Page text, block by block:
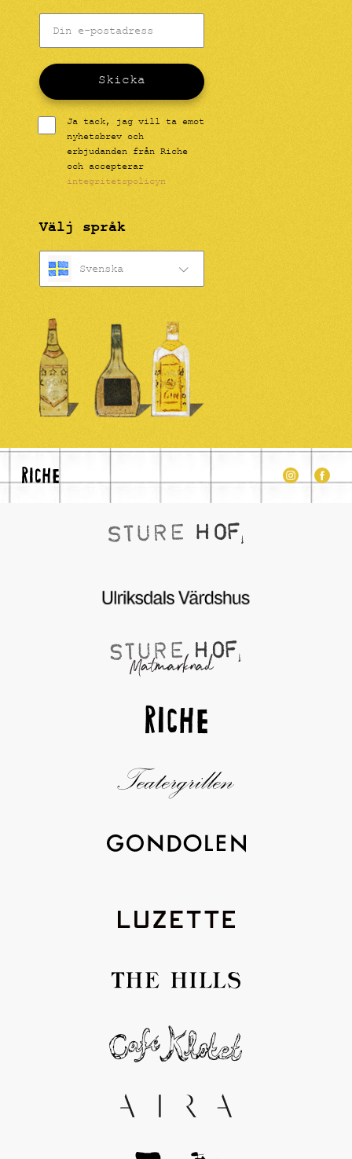
Skicka
Ja tack, jag vill ta emot
nyhetsbrev och
erbjudanden från Riche
och accepterar
integritetspolicyn
Välj språk
Svenska